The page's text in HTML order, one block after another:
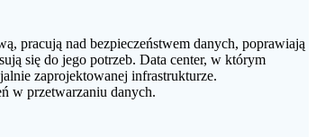
pracują nad bezpieczeństwem danych, poprawiają
się do jego potrzeb. Data center, w którym
zaprojektowanej infrastrukturze.
w przetwarzaniu danych.